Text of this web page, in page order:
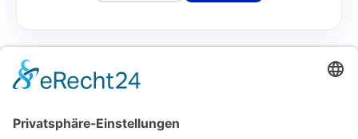
Sachverständigen-Rechnungen